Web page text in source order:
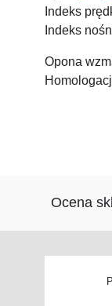
Indeks
Indeks
Opona
Ocena